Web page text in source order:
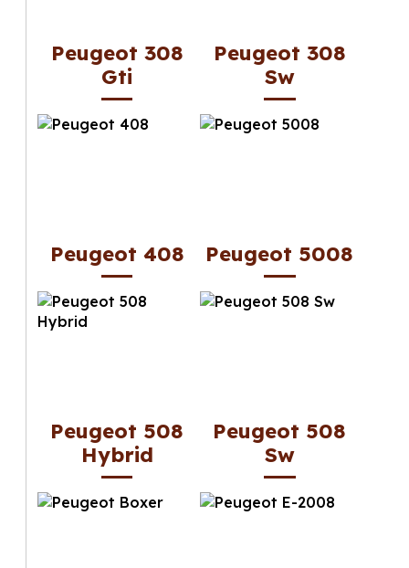
Peugeot 308
Gti
Peugeot 308
Sw
Peugeot 408 Peugeot 5008
Peugeot 508
Hybrid
Peugeot 508
Sw